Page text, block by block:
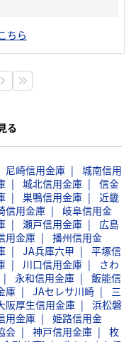
ちら
る
尼崎信用金庫
城南信用
城北信用金庫
信金
巣鴨信用金庫
近畿
信用金庫
岐阜信用金
瀬戸信用金庫
広島
用金庫
播州信用金
JA兵庫六甲
平塚信
川口信用金庫
さわ
永和信用金庫
飯能信
庫 JAセレサ川崎
三
阪厚生信用金庫
浜松磐
用金庫
姫路信用金
会 神戸信用金庫
枚